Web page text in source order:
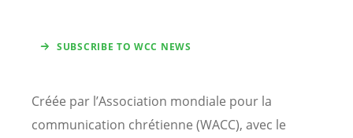
SUBSCRIBE TO WCC NEWS
Créée par l’Association mondiale pour la
communication chrétienne (WACC), avec le